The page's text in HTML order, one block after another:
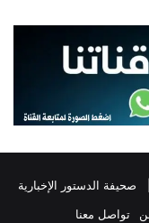
صحيفة الدستور الإخبارية
تواصل معنا